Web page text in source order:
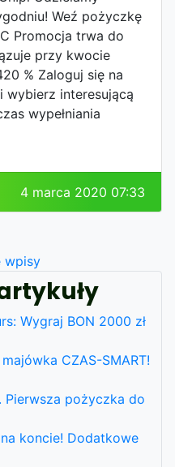
Weź pożyczkę
Promocja trwa do
przy kwocie
% Zaloguj się na
wybierz interesującą
wypełniania
4 marca 2020 07:33
wpisy
Wygraj BON 2000 zł
CZAS-SMART!
Pierwsza pożyczka do
koncie! Dodatkowe